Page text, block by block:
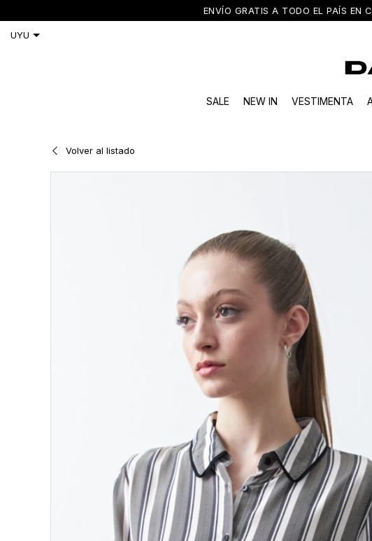
ENVÍO GRATIS A TODO EL PAÍS EN
SALE NEW IN VESTIMENTA
Volver al listado